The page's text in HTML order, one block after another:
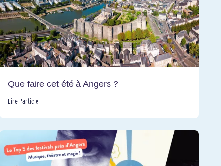
Que faire cet été à Angers ?
Lire l'article